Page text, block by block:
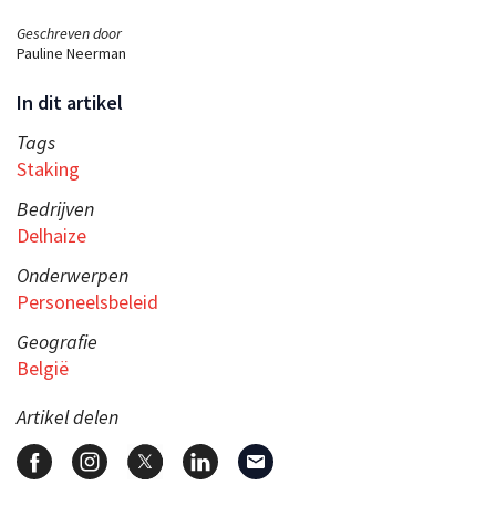
Geschreven door
Pauline Neerman
In dit artikel
Tags
Staking
Bedrijven
Delhaize
Onderwerpen
Personeelsbeleid
Geografie
België
Artikel delen